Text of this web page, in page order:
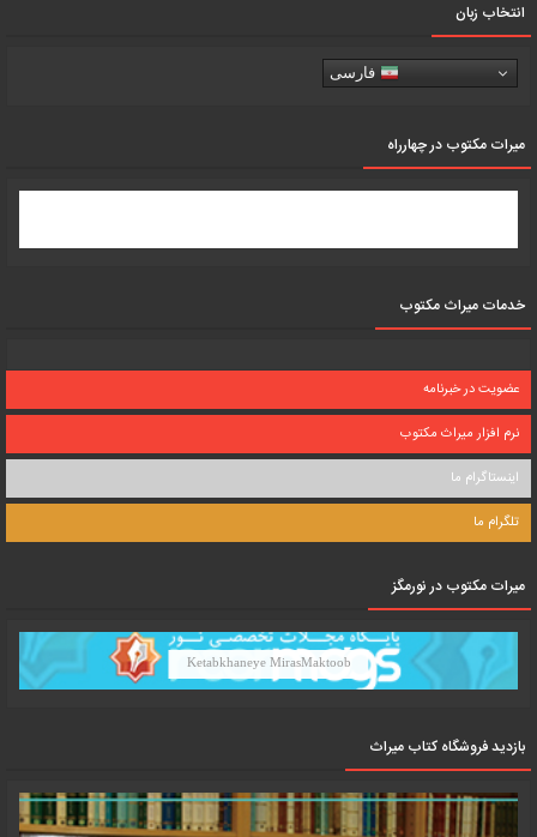
انتخاب زبان
فارسی
میرات مکتوب در چهارراه
خدمات میراث مکتوب
عضویت در خبرنامه
نرم افزار میراث مکتوب
اینستاگرام ما
تلگرام ما
میرات مکتوب در نورمگز
Ketabkhaneye MirasMaktoob
بازدید فروشگاه کتاب میراث